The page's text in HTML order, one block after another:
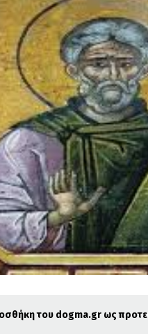
του dogma.gr ως